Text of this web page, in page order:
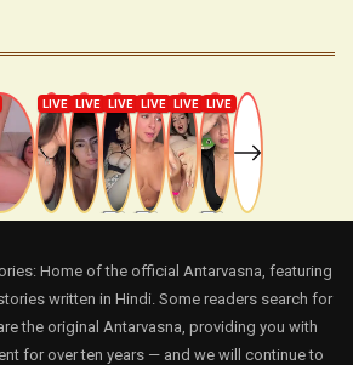
Home of the official Antarvasna, featuring
written in Hindi. Some readers search for
the original Antarvasna, providing you with
for over ten years — and we will continue to